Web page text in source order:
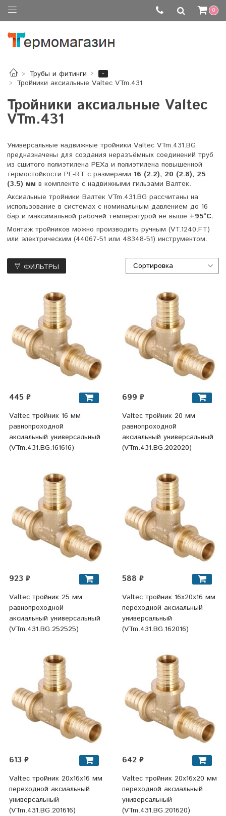
0
Трубы и фитинги
-
Тройники аксиальные Valtec VTm.431
Тройники аксиальные Valtec
VTm.431
Универсальные надвижные тройники Valtec VTm.431.BG
предназначены для создания неразъёмных соединений труб
из сшитого полиэтилена PEXa и полиэтилена повышенной
термостойкости PE-RT с размерами 16 (2.2), 20 (2.8), 25
(3.5) мм в комплекте с надвижными гильзами Валтек.
Аксиальные тройники Валтек VTm.431.BG рассчитаны на
использование в системах с номинальным давлением до 16
бар и максимальной рабочей температурой не выше +95°С.
Монтаж тройников можно производить ручным (VT.1240.FT)
или электрическим (44067-51 или 48348-51) инструментом.
ФИЛЬТРЫ
445 ₽
Valtec тройник 16 мм
равнопроходной
аксиальный универсальный
(VTm.431.BG.161616)
699 ₽
Valtec тройник 20 мм
равнопроходной
аксиальный универсальный
(VTm.431.BG.202020)
923 ₽
Valtec тройник 25 мм
равнопроходной
аксиальный универсальный
(VTm.431.BG.252525)
588 ₽
Valtec тройник 16x20x16 мм
переходной аксиальный
универсальный
(VTm.431.BG.162016)
613 ₽
Valtec тройник 20x16x16 мм
переходной аксиальный
универсальный
(VTm.431.BG.201616)
642 ₽
Valtec тройник 20x16x20 мм
переходной аксиальный
универсальный
(VTm.431.BG.201620)